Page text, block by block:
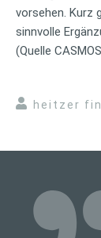
vorsehen. Kurz
sinnvolle
(Quelle
heitzer